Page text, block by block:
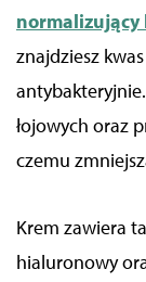
normalizujący
znajdziesz
łojowych oraz
czemu
Krem zawiera
hialuronowy